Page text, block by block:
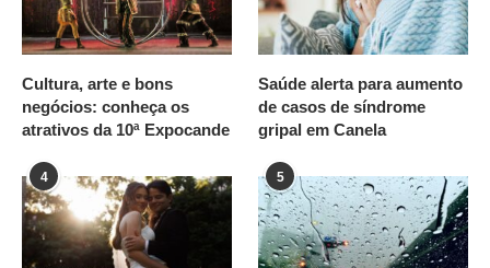
Cultura, arte e bons
negócios: conheça os
atrativos da 10ª Expocande
Saúde alerta para aumento
de casos de síndrome
gripal em Canela
4 5